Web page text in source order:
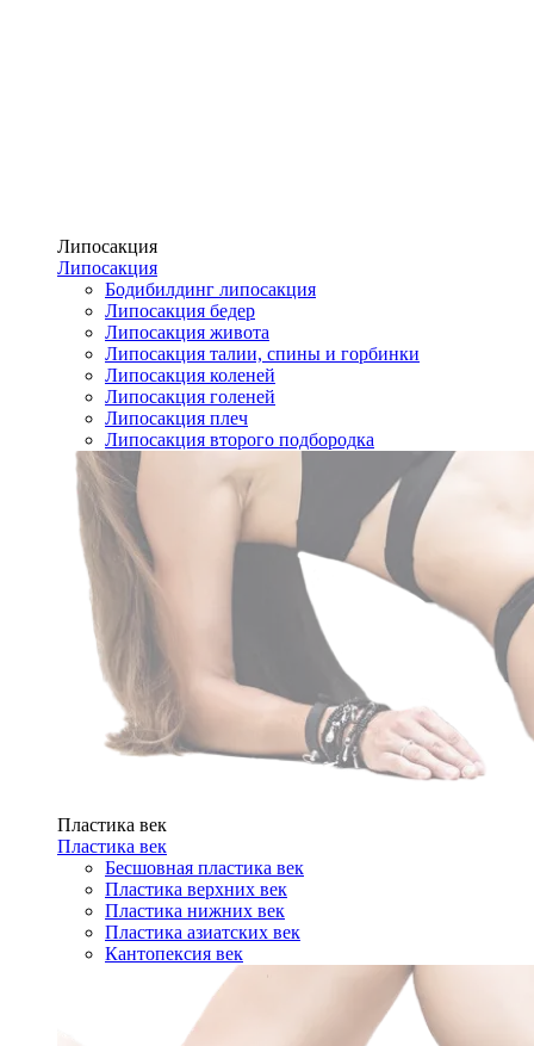
Липосакция
Липосакция
Бодибилдинг липосакция
Липосакция бедер
Липосакция живота
Липосакция талии, спины и горбинки
Липосакция коленей
Липосакция голеней
Липосакция плеч
Липосакция второго подбородка
Пластика век
Пластика век
Бесшовная пластика век
Пластика верхних век
Пластика нижних век
Пластика азиатских век
Кантопексия век